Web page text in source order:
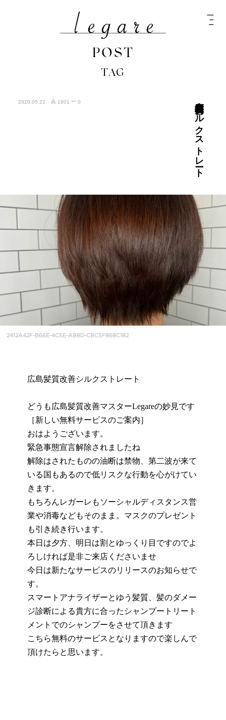
POST
TAG
2020.05.22 1801 0 広島髪質改善シルクストレート
2412A42F-B66E-4C5E-AB8D-CBC5F868C182
広島髪質改善シルクストレート
どうも広島髪質改善マスターLegareの妙見です
［新しい無料サービスのご案内］
おはようございます。
緊急事態宣言解除されましたね
解除はされたものの油断は禁物、第二波が来て
いる国もあるので低リスクな行動を心がけてい
きます。
もちろんレガーレもソーシャルディスタンス営
業や消毒などもそのまま。マスクのプレゼント
も引き続き行います。
本日は夕方、明日は割とゆっくり目ですのでよ
ろしければ是非ご来店くださいませ
今日は新たなサービスのリリースのお知らせで
す。
スマートアナライザーとゆう髪質、髪のダメー
ジ診断による貴方に合ったシャンプートリート
メントでのシャンプーをさせて頂きます
こちら無料のサービスとなりますので楽しんで
頂けたらと思います。